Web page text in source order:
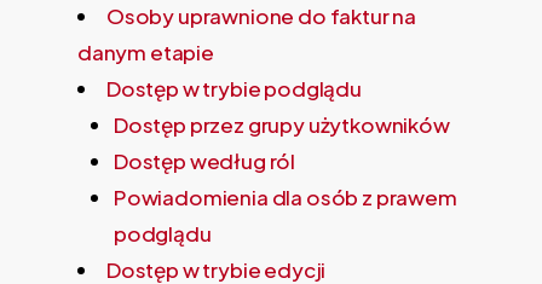
Osoby uprawnione do faktur na
danym etapie
Dostęp w trybie podglądu
Dostęp przez grupy użytkowników
Dostęp według ról
Powiadomienia dla osób z prawem
podglądu
Dostęp w trybie edycji